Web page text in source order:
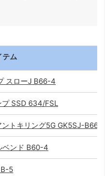
テム
スローJ B66-4
プ SSD 634/FSL
ントキリング5G GK5SJ-B66/4
ベンド B60-4
5